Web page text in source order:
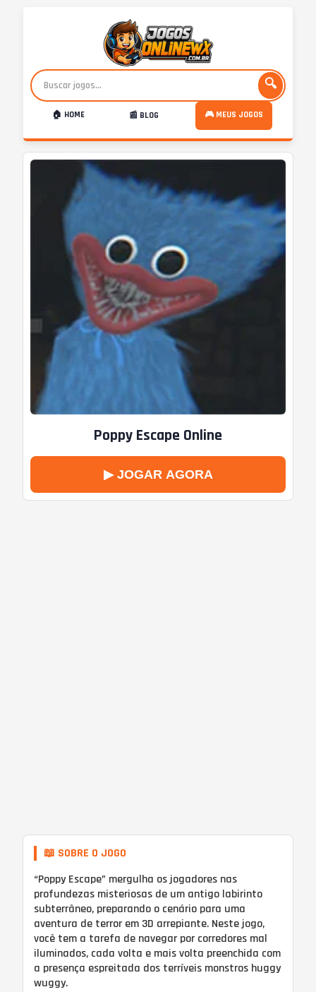
🔍
🏠 HOME 📰 BLOG 🎮 MEUS JOGOS
Poppy Escape Online
▶ JOGAR AGORA
📖 SOBRE O JOGO
“Poppy Escape” mergulha os jogadores nas
profundezas misteriosas de um antigo labirinto
subterrâneo, preparando o cenário para uma
aventura de terror em 3D arrepiante. Neste jogo,
você tem a tarefa de navegar por corredores mal
iluminados, cada volta e mais volta preenchida com
a presença espreitada dos terríveis monstros huggy
wuggy.